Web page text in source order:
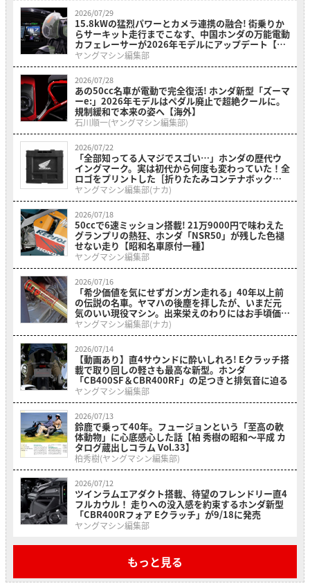
2026/07/29
15.8kWの猛烈パワーとカメラ連携の融合! 街乗りか
らサーキット走行までこなす、中国ホンダの万能電動
カフェレーサーが2026年モデルにアップデート【海
外】
ヤングマシン編集部
2026/07/28
あの50cc名車が電動で完全復活! ホンダ新型「ズーマ
ーe:」2026年モデルはペダル廃止で超絶クールに。
規制緩和で本来の姿へ【海外】
石川順一(ヤングマシン編集部)
2026/07/22
「全部知ってる人マジでスゴい…」ホンダの歴代ウ
イングマーク。実は初代から何度も変わっていた！全
ロゴをプリントした［折りたたみコンテナボックス
ホンダウィングヒストリー］
ヤングマシン編集部(ナカ)
2026/07/18
50ccで6速ミッション搭載! 21万9000円で味わえた
グランプリの熱狂、ホンダ「NSR50」が残した色褪
せない走り【昭和名車原付一種】
ヤングマシン編集部
2026/07/16
「希少価値を気にせずガンガン走れる」40年以上前
の伝説の名車。ヤマハの後塵を拝したが、いまだ元
気のいい現役マシン。出来栄えのわりにはお手頃価格
の「ホンダ・RS500R」を紹介
ヤングマシン編集部(ナカ)
2026/07/14
【動画あり】直4サウンドに酔いしれろ! Eクラッチ搭
載で取り回しの軽さも最高な新型。ホンダ
「CB400SF＆CBR400RF」の足つきと排気音に迫る
ヤングマシン編集部
2026/07/13
鈴鹿で乗って40年。フュージョンという「至高の軟
体動物」に心底感心した話【柏 秀樹の昭和〜平成 カ
タログ蔵出しコラム Vol.33】
柏秀樹(ヤングマシン編集部)
2026/07/12
ツインラムエアダクト搭載、待望のフレンドリー直4
フルカウル！ 走りへの没入感を約束するホンダ新型
「CBR400Rフォア Eクラッチ」が9/18に発売
ヤングマシン編集部
もっと見る